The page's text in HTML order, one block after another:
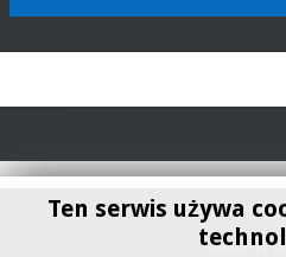
Ten serwis używa
Telewizja